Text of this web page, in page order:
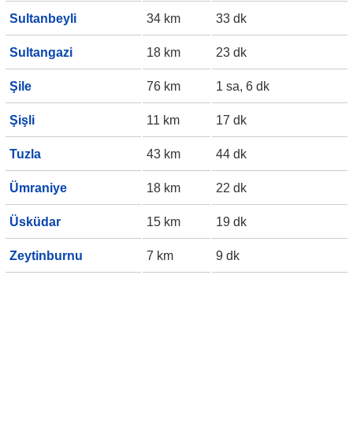
Sultanbeyli 34 km 33 dk
Sultangazi 18 km 23 dk
Şile 76 km 1 sa, 6 dk
Şişli 11 km 17 dk
Tuzla 43 km 44 dk
Ümraniye 18 km 22 dk
Üsküdar 15 km 19 dk
Zeytinburnu 7 km 9 dk